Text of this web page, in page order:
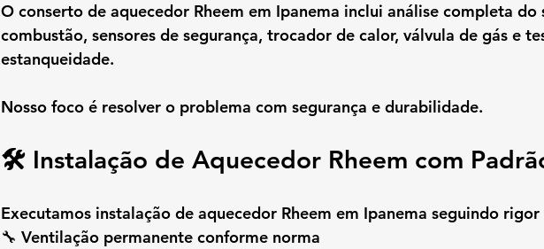
O conserto de aquecedor Rheem em Ipanema inclui análise completa do
combustão, sensores de segurança, trocador de calor, válvula de gás e
estanqueidade.
Nosso foco é resolver o problema com segurança e durabilidade.
🛠️ Instalação de Aquecedor Rheem com
Executamos instalação de aquecedor Rheem em Ipanema seguindo rigor
🔧 Ventilação permanente conforme norma